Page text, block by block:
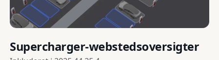
Supercharger-webstedsoversigter